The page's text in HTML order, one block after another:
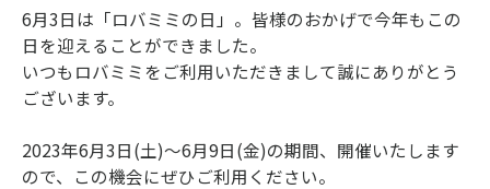
6月3日は「ロバミミの日」。皆様のおかげで今年もこの
日を迎えることができました。
いつもロバミミをご利用いただきまして誠にありがとう
ございます。
2023年6月3日(土)～6月9日(金)の期間、開催いたします
ので、この機会にぜひご利用ください。